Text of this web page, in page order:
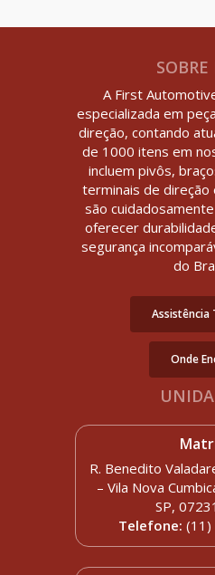
SOBRE
A First
especializada em
direção, contando
de 1000 itens em
incluem pivôs,
terminais de direção
são
oferecer
segurança
do
Assistência
Onde
R. Benedito
– Vila Nova
SP,
Telefone: